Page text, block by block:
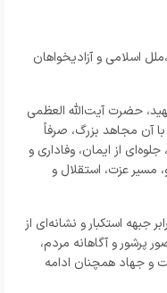
اسلامی و آزادیخواهان
حضرت آیت‌الله العظمی
آن مجاهد بزرگ، صرفاً
از ایمان، وفاداری و
مسیر عزت، استقلال و
جبهه استکبار و نشانه‌ای از
پرشور و آگاهانه مردم،
و جهاد همچنان ادامه